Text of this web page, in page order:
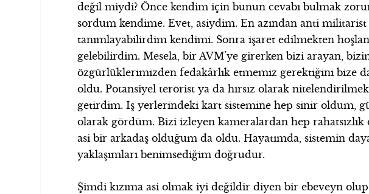
değil miydi? Önce kendim için bunun cevabı bulmak
sordum kendime. Evet, asiydim. En azından anti
tanımlayabilirdim kendimi. Sonra işaret edilmekten
gelebilirdim. Mesela, bir AVM’ye girerken bizi arayan,
özgürlüklerimizden fedakârlık etmemiz gerektiğini bize
oldu. Potansiyel terörist ya da hırsız olarak
getirdim. İş yerlerindeki kart sistemine hep sinir oldum,
olarak gördüm. Bizi izleyen kameralardan hep
asi bir arkadaş olduğum da oldu. Hayatımda, sistemin
yaklaşımları benimsediğim doğrudur.
Şimdi kızıma asi olmak iyi değildir diyen bir ebeveyn